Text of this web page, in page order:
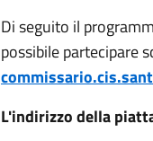
Di seguito il
possibile partecipare
L'indirizzo della